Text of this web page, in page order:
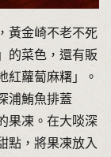
黃金崎不老不死
的菜色，還有販
紅蘿蔔麻糬」。
浦鮪魚排蓋
果凍。在大啖深
點，將果凍放入